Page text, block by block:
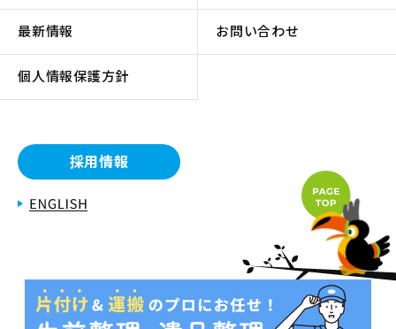
最新情報 お問い合わせ
個人情報保護方針
採用情報